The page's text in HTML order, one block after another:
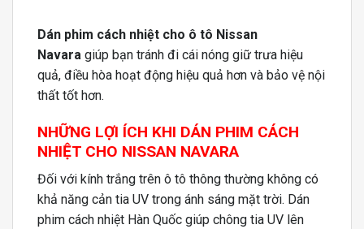
Dán phim cách nhiệt cho ô tô Nissan
Navara giúp bạn tránh đi cái nóng giữ trưa hiệu
quả, điều hòa hoạt động hiệu quả hơn và bảo vệ nội
thất tốt hơn.
NHỮNG LỢI ÍCH KHI DÁN PHIM CÁCH
NHIỆT CHO NISSAN NAVARA
Đối với kính trắng trên ô tô thông thường không có
khả năng cản tia UV trong ánh sáng mặt trời. Dán
phim cách nhiệt Hàn Quốc giúp chông tia UV lên